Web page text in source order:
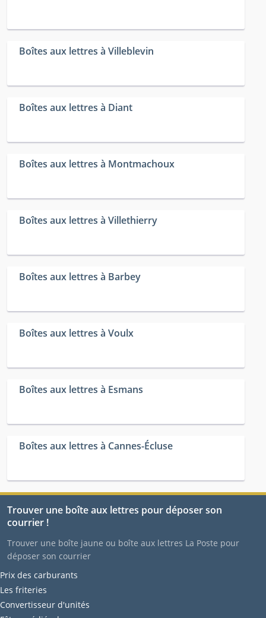
Boîtes aux lettres à Villeblevin
Boîtes aux lettres à Diant
Boîtes aux lettres à Montmachoux
Boîtes aux lettres à Villethierry
Boîtes aux lettres à Barbey
Boîtes aux lettres à Voulx
Boîtes aux lettres à Esmans
Boîtes aux lettres à Cannes-Écluse
Trouver une boîte aux lettres pour déposer son
courrier !
Trouver une boîte jaune ou boîte aux lettres La Poste pour
déposer son courrier
Prix des carburants
Les friteries
Convertisseur d'unités